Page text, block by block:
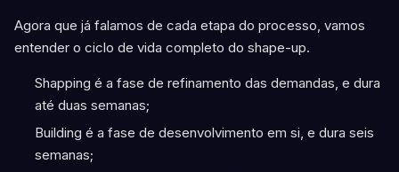
Agora que já falamos de cada etapa do processo, vamos
entender o ciclo de vida completo do shape-up.
Shapping é a fase de refinamento das demandas, e dura
até duas semanas;
Building é a fase de desenvolvimento em si, e dura seis
semanas;